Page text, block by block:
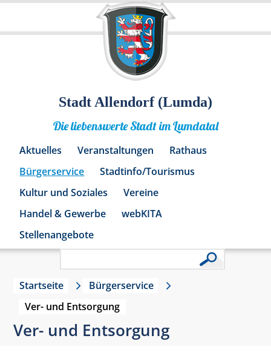
Stadt Allendorf (Lumda)
Die liebenswerte Stadt im Lumdatal
Aktuelles Veranstaltungen
Rathaus
Bürgerservice
Stadtinfo/Tourismus
Kultur und Soziales
Vereine
Handel & Gewerbe
webKITA
Stellenangebote
Startseite
Bürgerservice
Ver- und Entsorgung
Ver- und Entsorgung